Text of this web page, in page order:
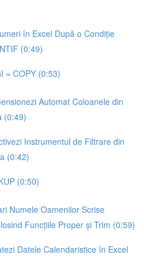
în Excel După o Condiție
(0:49)
= COPY (0:53)
Automat Coloanele din
(0:49)
Instrumentul de Filtrare din
(0:42)
(0:50)
Numele Oamenilor Scrise
Funcțiile Proper și Trim (0:59)
Datele Calendaristice în Excel